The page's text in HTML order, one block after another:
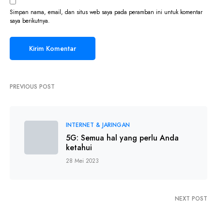
Simpan nama, email, dan situs web saya pada peramban ini untuk komentar
saya berikutnya.
PREVIOUS POST
INTERNET & JARINGAN
5G: Semua hal yang perlu Anda
ketahui
28 Mei 2023
NEXT POST